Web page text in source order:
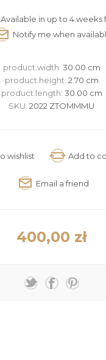
Available in up to 4
product.width: 30.00 cm
product.height: 2.70 cm
product.length: 30.00 cm
SKU: 2022 ZTOMMMU
400,00 zł